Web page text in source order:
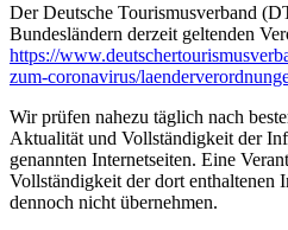
Der Deutsche Tourismusverband
Bundesländern derzeit geltenden
https://
zum-coronavirus/­
Wir prüfen nahezu täglich nach
Aktualität und Vollständigkeit der
genannten Internetseiten. Eine
Vollständigkeit der dort enthaltenen
dennoch nicht übernehmen.